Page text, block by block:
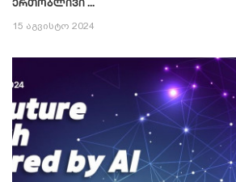
ᲔᲠᲗᲝᲑᲚᲘᲕᲘ ...
15 აგვისტო 2024